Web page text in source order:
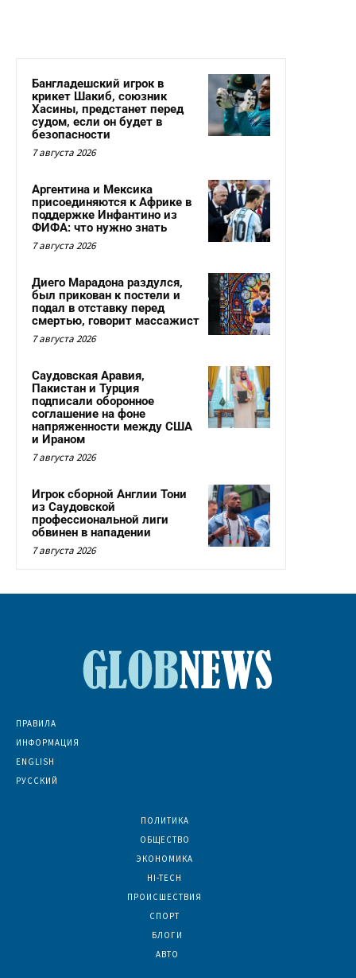
Бангладешский игрок в
крикет Шакиб, союзник
Хасины, предстанет перед
судом, если он будет в
безопасности
7 августа 2026
Аргентина и Мексика
присоединяются к Африке в
поддержке Инфантино из
ФИФА: что нужно знать
7 августа 2026
Диего Марадона раздулся,
был прикован к постели и
подал в отставку перед
смертью, говорит массажист
7 августа 2026
Саудовская Аравия,
Пакистан и Турция
подписали оборонное
соглашение на фоне
напряженности между США
и Ираном
7 августа 2026
Игрок сборной Англии Тони
из Саудовской
профессиональной лиги
обвинен в нападении
7 августа 2026
ПРАВИЛА
ИНФОРМАЦИЯ
ENGLISH
РУССКИЙ
ПОЛИТИКА
ОБЩЕСТВО
ЭКОНОМИКА
HI-TECH
ПРОИСШЕСТВИЯ
СПОРТ
БЛОГИ
АВТО